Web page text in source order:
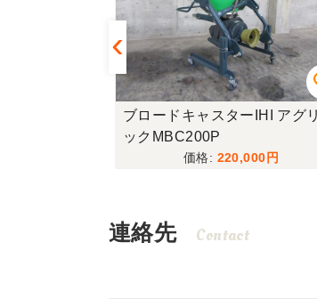
ブロードキャスターIHI アグ
ックMBC200P
220,000
連絡先 Contact